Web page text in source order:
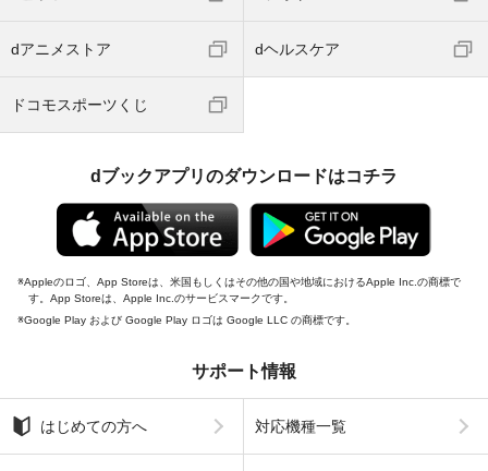
dアニメストア dヘルスケア
ドコモスポーツくじ
dブックアプリのダウンロードはコチラ
Appleのロゴ、App Storeは、米国もしくはその他の国や地域におけるApple Inc.の商標で
す。App Storeは、Apple Inc.のサービスマークです。
Google Play および Google Play ロゴは Google LLC の商標です。
サポート情報
はじめての方へ 対応機種一覧